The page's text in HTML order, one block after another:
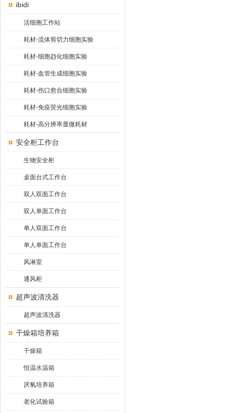
ibidi
活细胞工作站
耗材-流体剪切力细胞实验
耗材-细胞趋化细胞实验
耗材-血管生成细胞实验
耗材-伤口愈合细胞实验
耗材-免疫荧光细胞实验
耗材-高分辨率显微耗材
安全柜工作台
生物安全柜
桌面台式工作台
双人双面工作台
双人单面工作台
单人双面工作台
单人单面工作台
风淋室
通风柜
超声波清洗器
超声波清洗器
干燥箱培养箱
干燥箱
恒温水温箱
厌氧培养箱
老化试验箱